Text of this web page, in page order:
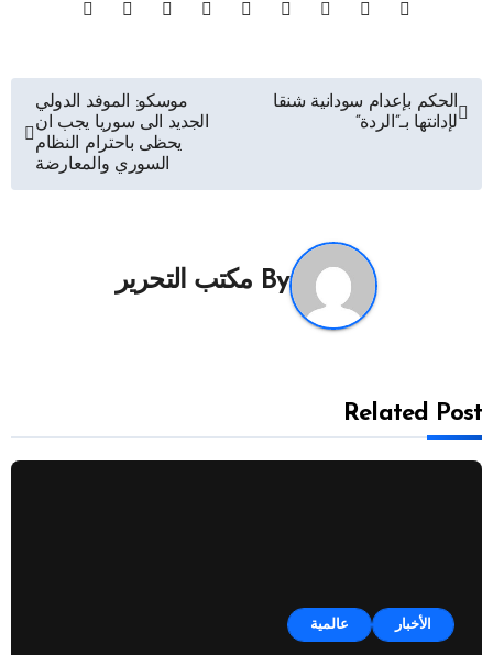
تصفّح
الحكم بإعدام سودانية شنقا
لإدانتها بـ”الردة”
موسكو: الموفد الدولي
الجديد الى سوريا يجب ان
يحظى باحترام النظام
السوري والمعارضة
By مكتب التحرير
Related Post
الأخبار عالمية